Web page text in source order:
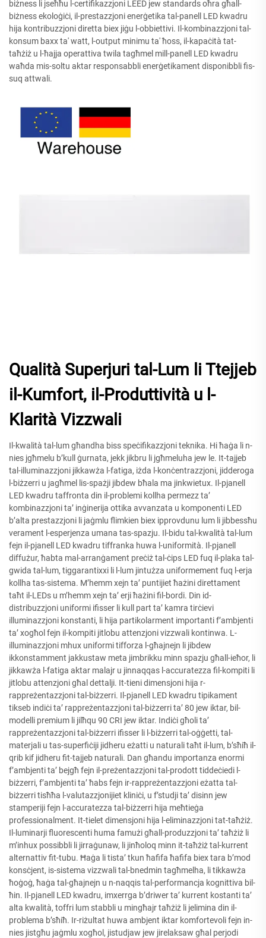
biżness li jseħħu l-certifikazzjoni LEED jew standards oħra għall-
biżness ekoloġiċi, il-prestazzjoni enerġetika tal-panell LED kwadru
hija kontribuzzjoni diretta biex jiġu l-obbiettivi. Il-kombinazzjoni tal-
konsum baxx ta' watt, l-output minimu ta' ħoss, il-kapaċità tat-
taħżiż u l-ħajja operattiva twila tagħmel mill-panell LED kwadru
waħda mis-soltu aktar responsabbli enerġetikament disponibbli fis-
suq attwali.
Qualità Superjuri tal-Lum li Ttejjeb
il-Kumfort, il-Produttività u l-
Klarità Vizzwali
Il-kwalità tal-lum għandha biss speċifikazzjoni teknika. Hi ħaġa li n-
nies jgħmelu b’kull ġurnata, jekk jikbru li jgħmeluha jew le. It-tajjeb
tal-illuminazzjoni jikkawża l-fatiga, iżda l-konċentrazzjoni, jidderoga
l-biżzerri u jagħmel lis-spażji jibdew bħala ma jinkwietux. Il-pjanell
LED kwadru taffronta din il-problemi kollha permezz ta’
kombinazzjoni ta’ inġinerija ottika avvanzata u komponenti LED
b’alta prestazzjoni li jaġmlu flimkien biex ipprovdunu lum li jibbessħu
verament l-esperjenza umana tas-spazju. Il-bidu tal-kwalità tal-lum
fejn il-pjanell LED kwadru tiffranka huwa l-uniformità. Il-pjanell
diffużur, ħabta mal-arranġament preċiż tal-ċips LED fuq il-plaka tal-
gwida tal-lum, tiggarantixxi li l-lum jintużza uniformement fuq l-erja
kollha tas-sistema. M’hemm xejn ta’ puntijiet ħażini direttament
taħt il-LEDs u m’hemm xejn ta’ erji ħażini fil-bordi. Din id-
distribuzzjoni uniformi ifisser li kull part ta’ kamra tirċievi
illuminazzjoni konstanti, li hija partikolarment importanti f’ambjenti
ta’ xogħol fejn il-kompiti jitlobu attenzjoni vizzwali kontinwa. L-
illuminazzjoni mhux uniformi tifforza l-għajnejn li jibdew
ikkonstamment jakkustaw meta jimbrikku minn spazju għall-ieħor, li
jikkawża l-fatiga aktar malajr u jinnaqqas l-accuratezza fil-kompiti li
jitlobu attenzjoni għal dettalji. It-tieni dimensjoni hija r-
rappreżentazzjoni tal-biżzerri. Il-pjanell LED kwadru tipikament
tikseb indiċi ta’ rappreżentazzjoni tal-biżzerri ta’ 80 jew iktar, bil-
modelli premium li jilħqu 90 CRI jew iktar. Indiċi għoli ta’
rappreżentazzjoni tal-biżzerri ifisser li l-biżzerri tal-oġġetti, tal-
materjali u tas-superfiċiji jidheru eżatti u naturali taħt il-lum, b’sħiħ il-
qrib kif jidheru fit-tajjeb naturali. Dan għandu importanza enormi
f’ambjenti ta’ bejgħ fejn il-preżentazzjoni tal-prodott tiddeċiedi l-
biżzerri, f’ambjenti ta’ ħabs fejn ir-rappreżentazzjoni eżatta tal-
biżzerri tisħħa l-valutazzjonijiet kliniċi, u f’studji ta’ disinn jew
stamperiji fejn l-accuratezza tal-biżzerri hija meħtieġa
professionalment. It-tielet dimensjoni hija l-eliminazzjoni tat-taħżiż.
Il-luminarji fluorescenti huma famużi għall-produzzjoni ta’ taħżiż li
m’inhux possibbli li jirraġunaw, li jinħoloq minn it-taħżiż tal-kurrent
alternattiv fit-tubu. Ħaġa li tista’ tkun ħafifa ħafifa biex tara b’mod
konsċjent, is-sistema vizzwali tal-bnedmin tagħmelha, li tikkawża
ħoġoġ, ħaġa tal-għajnejn u n-naqqis tal-performancja kognittiva bil-
ħin. Il-pjanell LED kwadru, imxerrga b’driwer ta’ kurrent kostanti ta’
alta kwalità, toffri lum stabbli u mingħajr taħżiż li jelimina din il-
problema b’sħiħ. Ir-riżultat huwa ambjent iktar komfortevoli fejn in-
nies jistgħu jaġmlu xogħol, jistudjaw jew jirelaksaw għal perjodi